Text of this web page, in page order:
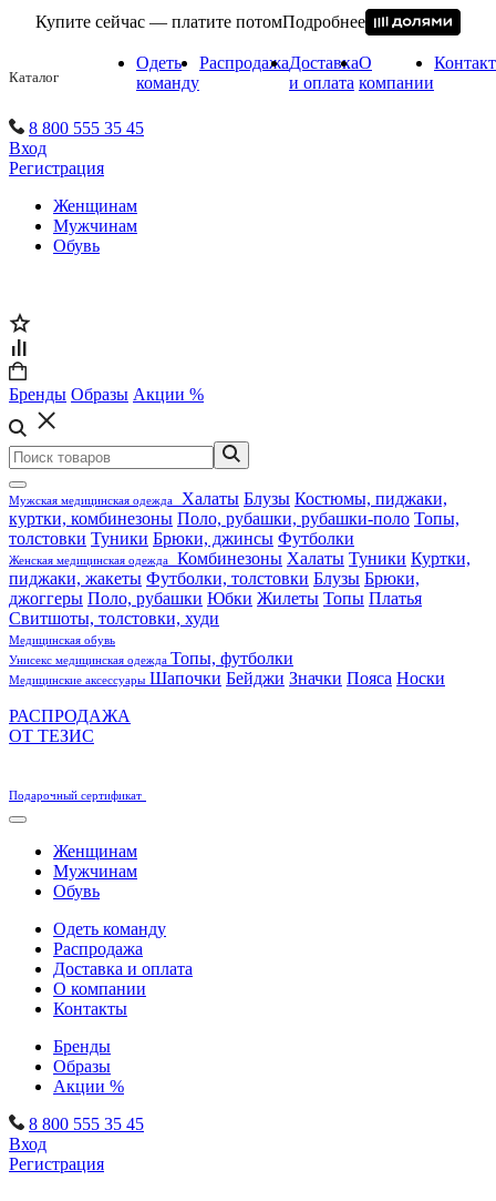
Купите сейчас — платите потомПодробнее
Каталог
Одеть
команду
РаспродажаДоставка
и оплата
О
компании
8 800 555 35 45
Вход
Регистрация
Женщинам
Мужчинам
Обувь
Бренды Образы Акции %
Мужская медицинская одежда Халаты Блузы Костюмы, пиджаки,
куртки, комбинезоны Поло, рубашки, рубашки-поло Топы,
толстовки Туники Брюки, джинсы Футболки
Женская медицинская одежда Комбинезоны Халаты Туники Куртки,
пиджаки, жакеты Футболки, толстовки Блузы Брюки,
джоггеры Поло, рубашки Юбки Жилеты Топы Платья
Свитшоты, толстовки, худи
Медицинская обувь
Унисекс медицинская одежда Топы, футболки
Медицинские аксессуары Шапочки Бейджи Значки Пояса Носки
РАСПРОДАЖА
ОТ ТЕЗИС
Подарочный сертификат
Женщинам
Мужчинам
Обувь
Одеть команду
Распродажа
Доставка и оплата
О компании
Контакты
Бренды
Образы
Акции %
8 800 555 35 45
Вход
Регистрация